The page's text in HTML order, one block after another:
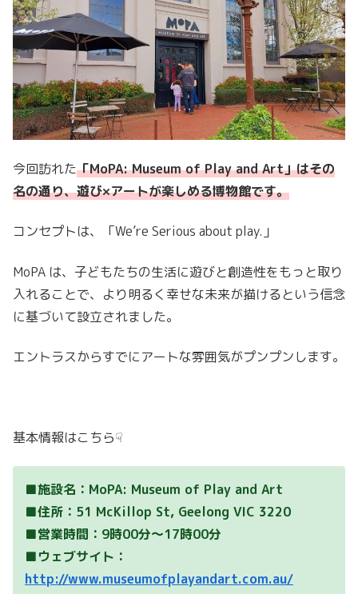
今回訪れた「MoPA: Museum of Play and Art」はその
名の通り、遊び×アートが楽しめる博物館です。
コンセプトは、「We’re Serious about play.」
MoPA は、子どもたちの生活に遊びと創造性をもっと取り
入れることで、より明るく幸せな未来が描けるという信念
に基づいて設立されました。
エントラスからすでにアートな雰囲気がプンプンします。
基本情報はこちら☟
■施設名：MoPA: Museum of Play and Art
■住所：51 McKillop St, Geelong VIC 3220
■営業時間：9時00分～17時00分
■ウェブサイト：
http://www.museumofplayandart.com.au/